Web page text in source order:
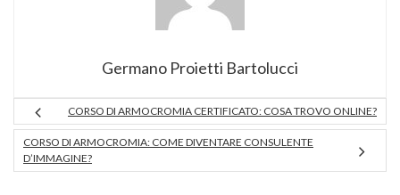
Germano Proietti Bartolucci
CORSO DI ARMOCROMIA CERTIFICATO: COSA TROVO ONLINE?
CORSO DI ARMOCROMIA: COME DIVENTARE CONSULENTE
D’IMMAGINE?